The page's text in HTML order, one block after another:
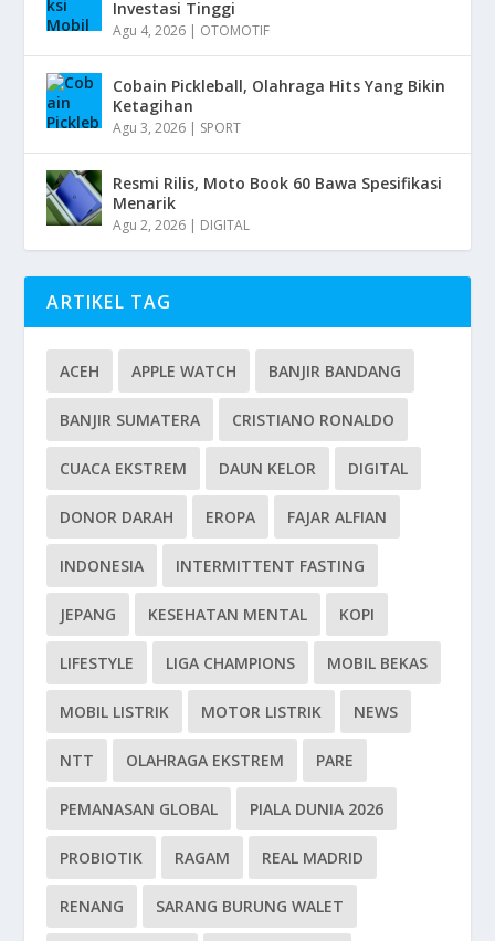
Investasi Tinggi
Agu 4, 2026 | OTOMOTIF
Cobain Pickleball, Olahraga Hits Yang Bikin
Ketagihan
Agu 3, 2026 | SPORT
Resmi Rilis, Moto Book 60 Bawa Spesifikasi
Menarik
Agu 2, 2026 | DIGITAL
ARTIKEL TAG
ACEH APPLE WATCH BANJIR BANDANG
BANJIR SUMATERA CRISTIANO RONALDO
CUACA EKSTREM DAUN KELOR DIGITAL
DONOR DARAH EROPA FAJAR ALFIAN
INDONESIA INTERMITTENT FASTING
JEPANG KESEHATAN MENTAL KOPI
LIFESTYLE LIGA CHAMPIONS MOBIL BEKAS
MOBIL LISTRIK MOTOR LISTRIK NEWS
NTT OLAHRAGA EKSTREM PARE
PEMANASAN GLOBAL PIALA DUNIA 2026
PROBIOTIK RAGAM REAL MADRID
RENANG SARANG BURUNG WALET